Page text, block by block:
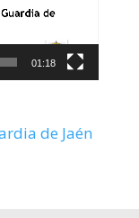
01:18
de Jaén